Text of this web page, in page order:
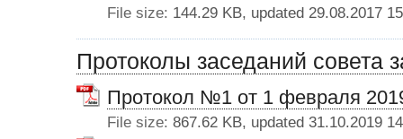
File size: 144.29 KB, updated 29.08.2017
Протоколы заседаний совета
Протокол №1 от 1 февраля
File size: 867.62 KB, updated 31.10.2019